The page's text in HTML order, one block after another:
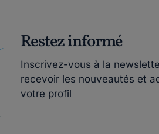
Restez informé
Inscrivez-vous à la
recevoir les nouveautés et
votre profil